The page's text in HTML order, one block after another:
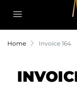
Home Invoice 164